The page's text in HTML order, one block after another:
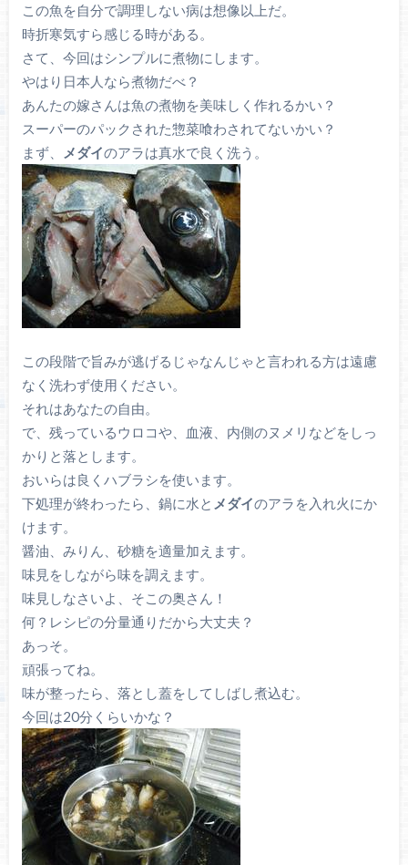
この魚を自分で調理しない病は想像以上だ。
時折寒気すら感じる時がある。
さて、今回はシンプルに煮物にします。
やはり日本人なら煮物だべ？
あんたの嫁さんは魚の煮物を美味しく作れるかい？
スーパーのパックされた惣菜喰わされてないかい？
まず、
メダイのアラは真水で良く洗う。
この段階で旨みが逃げるじゃなんじゃと言われる方は遠慮
なく洗わず使用ください。
それはあなたの自由。
で、残っているウロコや、血液、内側のヌメリなどをしっ
かりと落とします。
おいらは良くハブラシを使います。
下処理が終わったら、鍋に水と メダイのアラを入れ火にか
けます。
醤油、みりん、砂糖を適量加えます。
味見をしながら味を調えます。
味見しなさいよ、そこの奥さん！
何？レシピの分量通りだから大丈夫？
あっそ。
頑張ってね。
味が整ったら、落とし蓋をしてしばし煮込む。
今回は20分くらいかな？